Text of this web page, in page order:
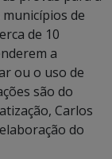
de
de 10
a
ou o uso de
são do
Carlos
do